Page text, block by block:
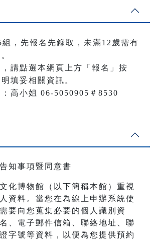
組，先報名先錄取，未滿12歲需有
請點選本網頁上方「報名」按
填妥相關資訊。
高小姐 06-5050905＃8530
知事項暨同意書
化博物館（以下簡稱本館）重視
資料。當您在為線上申辦系統使
要向您蒐集必要的個人識別資
、電子郵件信箱、聯絡地址、聯
字號等資料，以便為您提供預約